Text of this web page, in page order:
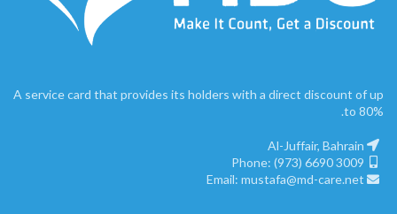
A service card that provides its holders with a direct discount of up
to 80%.